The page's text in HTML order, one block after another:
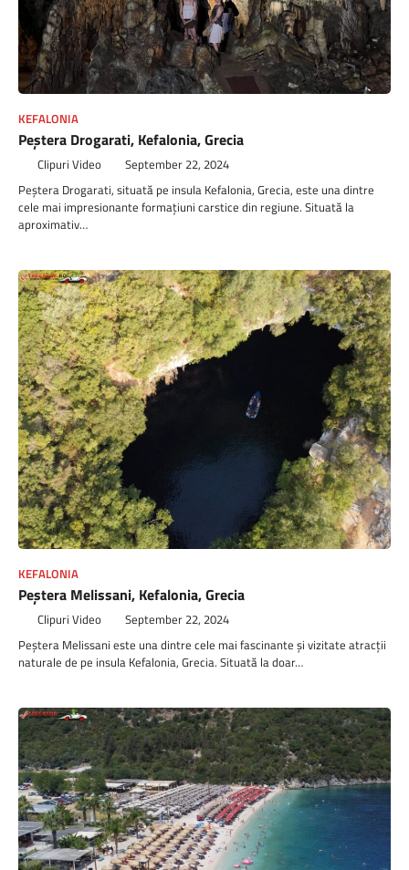
KEFALONIA
Peştera Drogarati, Kefalonia, Grecia
Clipuri Video September 22, 2024
Peștera Drogarati, situată pe insula Kefalonia, Grecia, este una dintre
cele mai impresionante formațiuni carstice din regiune. Situată la
aproximativ…
KEFALONIA
Peştera Melissani, Kefalonia, Grecia
Clipuri Video September 22, 2024
Peștera Melissani este una dintre cele mai fascinante și vizitate atracții
naturale de pe insula Kefalonia, Grecia. Situată la doar…